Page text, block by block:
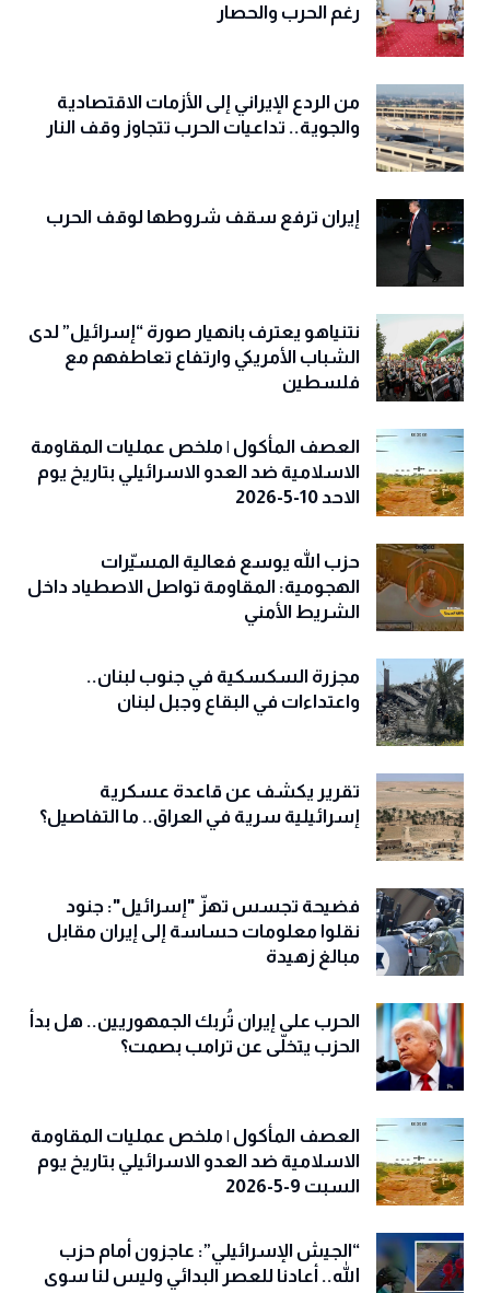
رغم الحرب والحصار
من الردع الإيراني إلى الأزمات الاقتصادية
والجوية.. تداعيات الحرب تتجاوز وقف النار
إيران ترفع سقف شروطها لوقف الحرب
نتنياهو يعترف بانهيار صورة “إسرائيل” لدى
الشباب الأمريكي وارتفاع تعاطفهم مع
فلسطين
العصف المأكول | ملخص عمليات المقاومة
الاسلامية ضد العدو الاسرائيلي بتاريخ يوم
الاحد 10-5-2026
حزب الله يوسع فعالية المسيّرات
الهجومية: المقاومة تواصل الاصطياد داخل
الشريط الأمني
مجزرة السكسكية في جنوب لبنان..
واعتداءات في البقاع وجبل لبنان
تقرير يكشف عن قاعدة عسكرية
إسرائيلية سرية في العراق.. ما التفاصيل؟
فضيحة تجسس تهزّ "إسرائيل": جنود
نقلوا معلومات حساسة إلى إيران مقابل
مبالغ زهيدة
الحرب على إيران تُربك الجمهوريين.. هل بدأ
الحزب يتخلّى عن ترامب بصمت؟
العصف المأكول | ملخص عمليات المقاومة
الاسلامية ضد العدو الاسرائيلي بتاريخ يوم
السبت 9-5-2026
“الجيش الإسرائيلي”: عاجزون أمام حزب
الله.. أعادنا للعصر البدائي وليس لنا سوى